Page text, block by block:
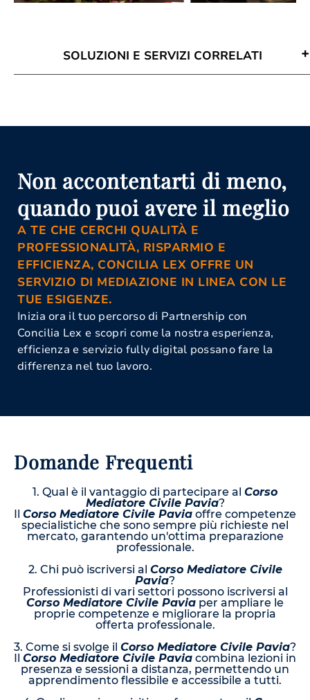
SOLUZIONI E SERVIZI CORRELATI
Pavia
Mediazione Obbligatoria Pavia
Organismo Di Mediazione Pavia
Non accontentarti di meno,
quando puoi avere il meglio
A TE CHE CERCHI QUALITÀ E
PROFESSIONALITÀ, RISPARMIO E
EFFICIENZA, CONCILIA LEX OFFRE UN
SERVIZIO DI MEDIAZIONE IN LINEA CON LE
TUE ESIGENZE.
Inizia ora il tuo percorso di Partnership con
Concilia Lex e scopri come la nostra esperienza,
efficienza e servizio fully digital possano fare la
differenza nel tuo lavoro.
Domande Frequenti
1. Qual è il vantaggio di partecipare al Corso
Mediatore Civile Pavia?
Corso Mediatore Civile Pavia offre competenze
specialistiche che sono sempre più richieste nel
mercato, garantendo un'ottima preparazione
professionale.
2. Chi può iscriversi al Corso Mediatore Civile
Pavia?
Professionisti di vari settori possono iscriversi al
Corso Mediatore Civile Pavia per ampliare le
proprie competenze e migliorare la propria
offerta professionale.
3. Come si svolge il Corso Mediatore Civile Pavia?
Corso Mediatore Civile Pavia combina lezioni in
presenza e sessioni a distanza, permettendo un
apprendimento flessibile e accessibile a tutti.